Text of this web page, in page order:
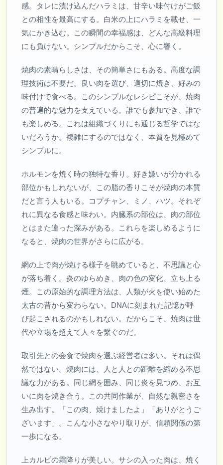
感。タレに漬け込んだハラミは、甘辛い味付けがご飯
との相性を最高にする。白米の上にハラミを載せ、一
気にかき込む。この瞬間の幸福感は、どんな高級料理
にも負けない。シンプルだからこそ、心に響く。
焼肉の素晴らしさは、その簡単さにもある。高度な調
理技術は不要だ。良い肉を選び、適切に焼き、好みの
味付けで食べる。このシンプルなレシピこそが、焼肉
の普遍的な魅力を支えている。誰でも参加でき、誰で
も楽しめる。これは組織づくりにも通じる哲学ではな
いだろうか。複雑にするのではなく、本質を見極めて
シンプルに。
ホルモンを焼く時の独特な香り。好き嫌いが分かれる
部位かもしれないが、この脂の香りこそが焼肉の本質
だと言う人もいる。コプチャン、ミノ、ハツ。それぞ
れに異なる食感と味わい。内臓系の部位は、肉の部位
とはまた違った深みがある。これらを楽しめるように
なると、焼肉の世界がさらに広がる。
網の上で肉が焼ける様子を眺めていると、不思議と心
が落ち着く。炎のゆらめき、肉の色の変化、立ち上る
煙。この原始的な調理方法は、人類が火を使い始めた
太古の昔から変わらない。DNAに刻まれた記憶が呼
び起こされるのかもしれない。だからこそ、焼肉は世
代や立場を超えて人々を繋ぐのだ。
取引先との会食で焼肉を選ぶ経営者は多い。それは偶
然ではない。焼肉には、人と人との距離を縮める不思
議な力がある。同じ網を囲み、同じ炎を見つめ、お互
いに肉を焼き合う。この共同作業が、自然な親密さを
生み出す。「この肉、焼けましたよ」「ありがとうご
ざいます」。こんな小さなやり取りが、信頼関係の第
一歩になる。
上カルビの霜降りが美しい。サシの入った肉は、焼く